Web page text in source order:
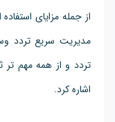
از جمله مزایای
مدیریت سریع تردد
تردد و از همه مهم تر
اشاره کرد.